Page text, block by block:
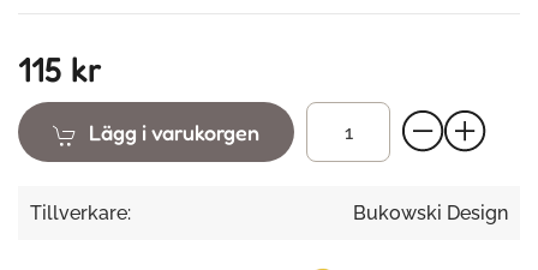
115 kr
Lägg i varukorgen
Tillverkare: Bukowski Design